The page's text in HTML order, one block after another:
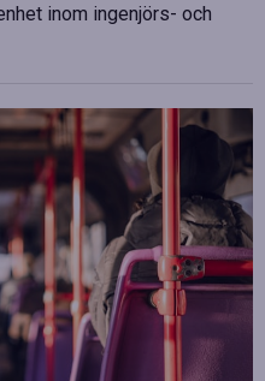
inom ingenjörs- och